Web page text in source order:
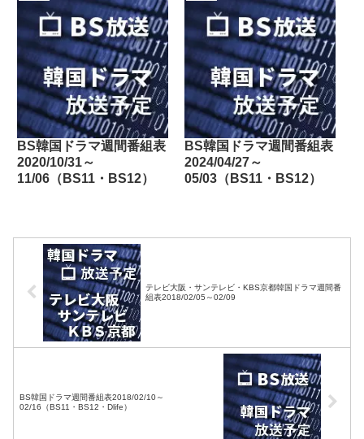
BS韓国ドラマ週間番組表
2020/10/31～
11/06（BS11・BS12）
BS韓国ドラマ週間番組表
2024/04/27～
05/03（BS11・BS12）
テレビ大阪・サンテレビ・KBS京都韓国ドラマ週間番
組表2018/02/05～02/09
BS韓国ドラマ週間番組表2018/02/10～
02/16（BS11・BS12・Dlife）